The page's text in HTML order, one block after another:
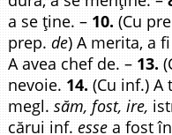
a se ține. – 10. (Cu
prep.de) A merita, a
A avea chef de. – 13.
nevoie. 14. (Cu inf.)
megl.săm, fost, ire,
cărui inf.esse a fost